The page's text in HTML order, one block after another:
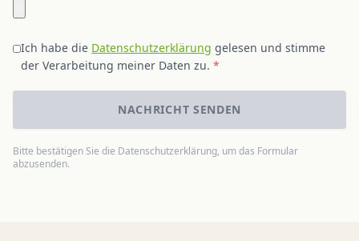
Ich habe die Datenschutzerklärung gelesen und stimme
der Verarbeitung meiner Daten zu.*
NACHRICHT SENDEN
Bitte bestätigen Sie die Datenschutzerklärung, um das Formular
abzusenden.